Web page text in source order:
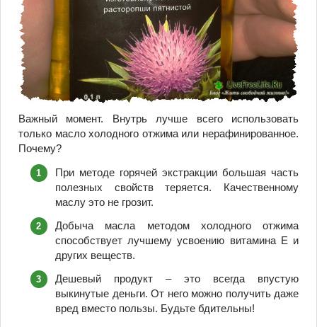
Важный момент. Внутрь лучше всего использовать
только масло холодного отжима или нерафинированное.
Почему?
При методе горячей экстракции большая часть
полезных свойств теряется. Качественному
маслу это не грозит.
Добыча масла методом холодного отжима
способствует лучшему усвоению витамина Е и
других веществ.
Дешевый продукт – это всегда впустую
выкинутые деньги. От него можно получить даже
вред вместо пользы. Будьте бдительны!